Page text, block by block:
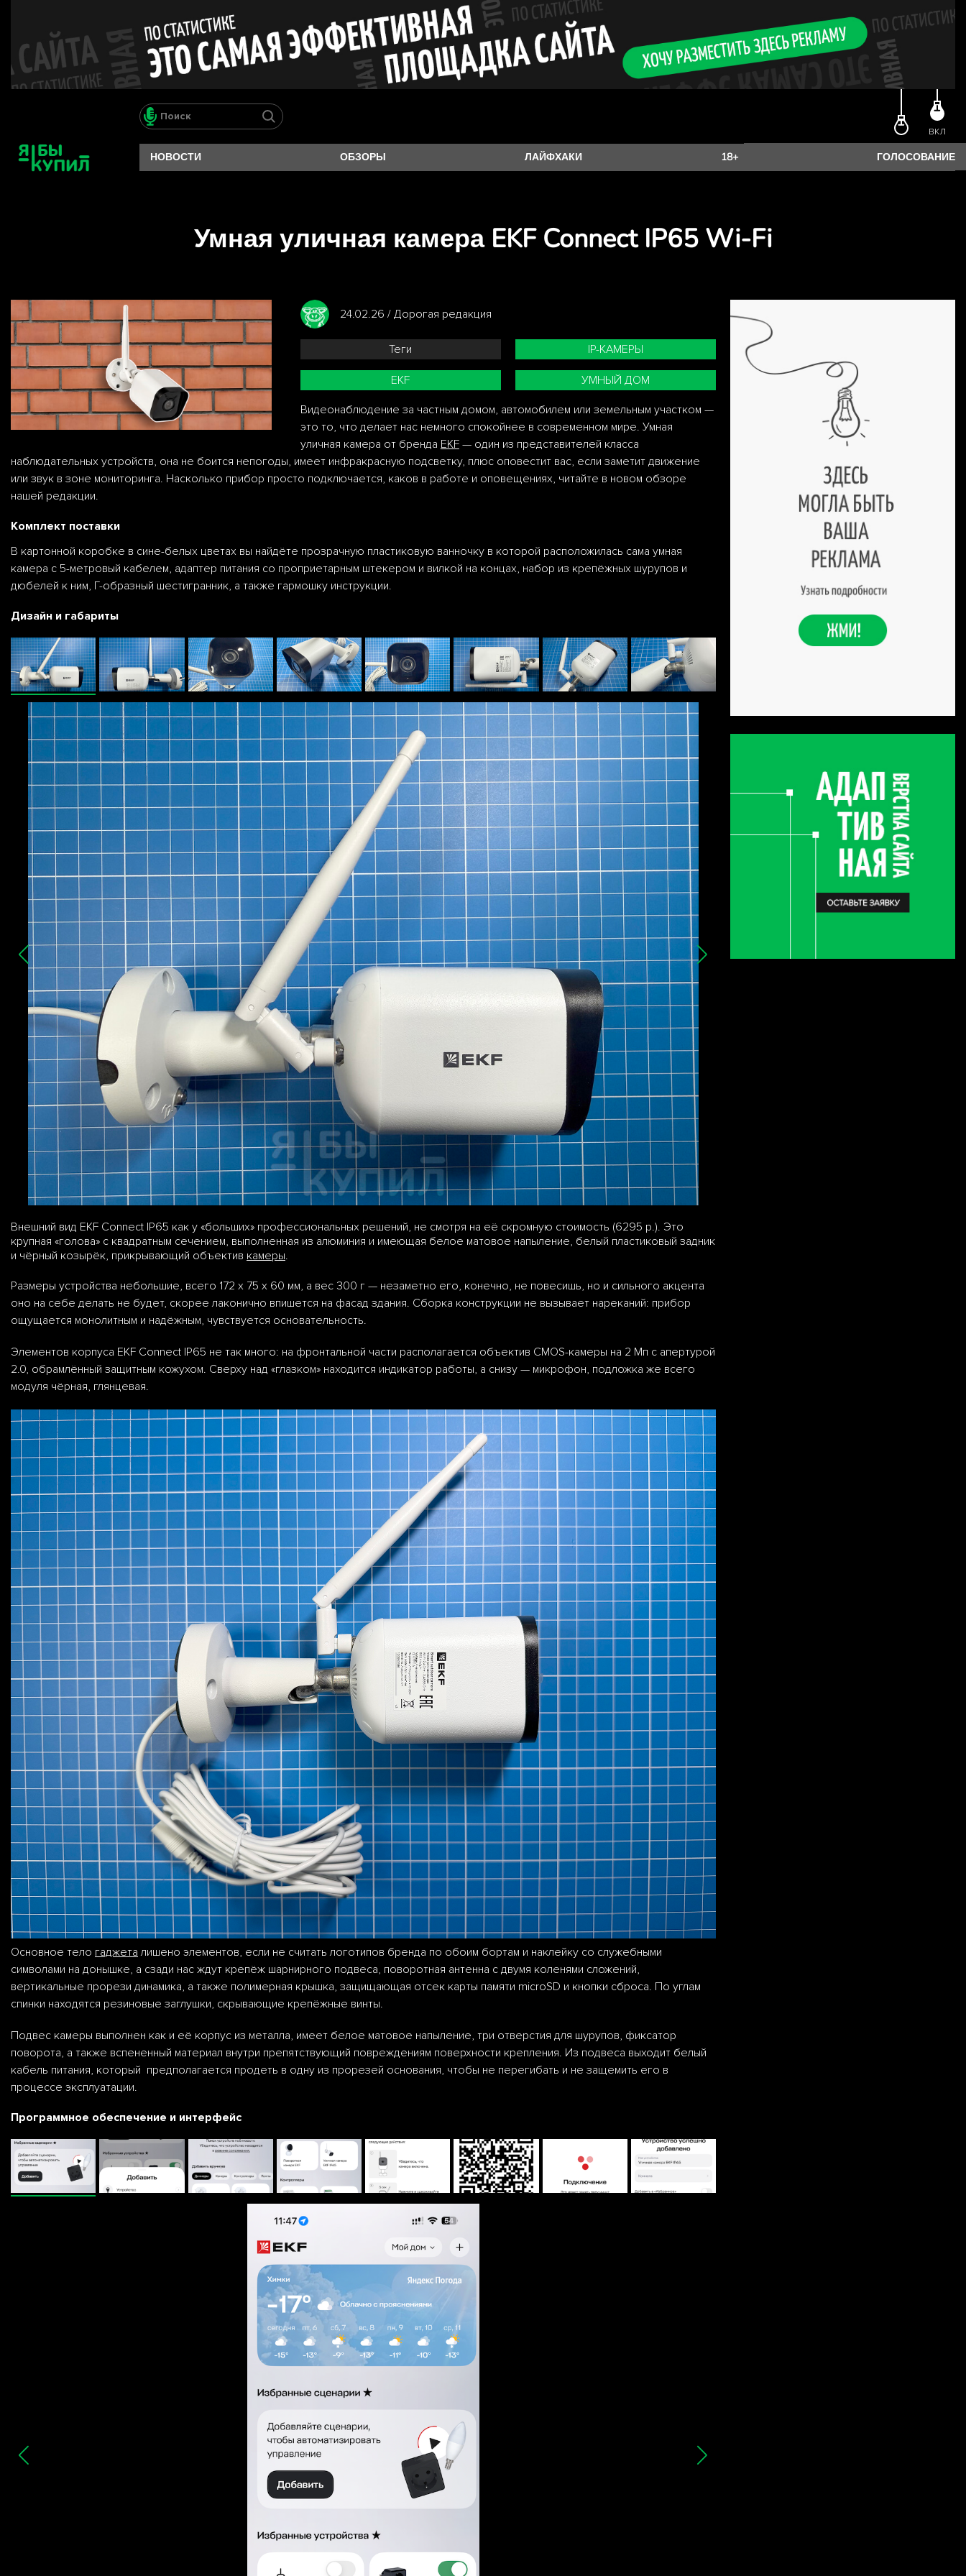
ВКЛ
НОВОСТИ ОБЗОРЫ ЛАЙФХАКИ 18+ ГОЛОСОВАНИЕ
Умная уличная камера EKF Connect IP65 Wi-Fi
24.02.26 / Дорогая редакция
Теги IP-КАМЕРЫ
EKF УМНЫЙ ДОМ
Видеонаблюдение за частным домом, автомобилем или земельным участком —
это то, что делает нас немного спокойнее в современном мире. Умная
уличная камера от бренда EKF— один из представителей класса
наблюдательных устройств, она не боится непогоды, имеет инфракрасную подсветку, плюс оповестит вас, если заметит движение
или звук в зоне мониторинга. Насколько прибор просто подключается, каков в работе и оповещениях, читайте в новом обзоре
нашей редакции.
Комплект поставки
В картонной коробке в сине-белых цветах вы найдёте прозрачную пластиковую ванночку в которой расположилась сама умная
камера с 5-метровый кабелем, адаптер питания со проприетарным штекером и вилкой на концах, набор из крепёжных шурупов и
дюбелей к ним, Г-образный шестигранник, а также гармошку инструкции.
Дизайн и габариты
Внешний вид EKF Connect IP65 как у «больших» профессиональных решений, не смотря на её скромную стоимость (6295 р.). Это
крупная «голова» с квадратным сечением, выполненная из алюминия и имеющая белое матовое напыление, белый пластиковый задник
и чёрный козырёк, прикрывающий объектив камеры.
Размеры устройства небольшие, всего 172 x 75 x 60 мм, а вес 300 г — незаметно его, конечно, не повесишь, но и сильного акцента
оно на себе делать не будет, скорее лаконично впишется на фасад здания. Сборка конструкции не вызывает нареканий: прибор
ощущается монолитным и надёжным, чувствуется основательность.
Элементов корпуса EKF Connect IP65 не так много: на фронтальной части располагается объектив CMOS-камеры на 2 Мп с апертурой
2.0, обрамлённый защитным кожухом. Сверху над «глазком» находится индикатор работы, а снизу — микрофон, подложка же всего
модуля чёрная, глянцевая.
Основное тело гаджета лишено элементов, если не считать логотипов бренда по обоим бортам и наклейку со служебными
символами на донышке, а сзади нас ждут крепёж шарнирного подвеса, поворотная антенна с двумя коленями сложений,
вертикальные прорези динамика, а также полимерная крышка, защищающая отсек карты памяти microSD и кнопки сброса. По углам
спинки находятся резиновые заглушки, скрывающие крепёжные винты.
Подвес камеры выполнен как и её корпус из металла, имеет белое матовое напыление, три отверстия для шурупов, фиксатор
поворота, а также вспененный материал внутри препятствующий повреждениям поверхности крепления. Из подвеса выходит белый
кабель питания, который предполагается продеть в одну из прорезей основания, чтобы не перегибать и не защемить его в
процессе эксплуатации.
Программное обеспечение и интерфейс